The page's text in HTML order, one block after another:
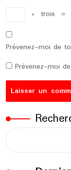
× trois =
Prévenez-moi de
Prévenez-moi